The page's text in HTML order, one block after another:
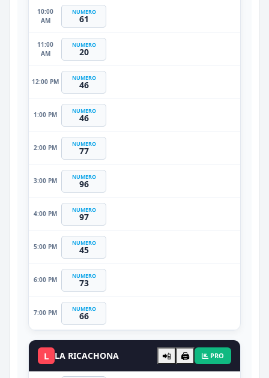
10:00
AM
NUMERO
61
11:00
AM
NUMERO
20
12:00 PM NUMERO
46
1:00 PM NUMERO
46
2:00 PM NUMERO
77
3:00 PM NUMERO
96
4:00 PM NUMERO
97
5:00 PM NUMERO
45
6:00 PM NUMERO
73
7:00 PM NUMERO
66
L LA RICACHONA 📲 🖨️ PRO